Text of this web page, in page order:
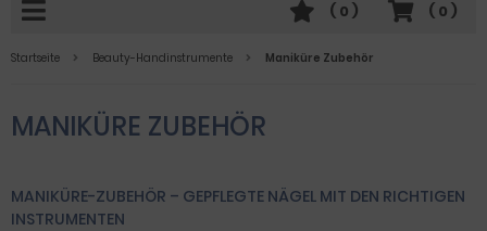
( 0 )
( 0 )
Startseite Beauty-Handinstrumente Maniküre Zubehör
MANIKÜRE ZUBEHÖR
MANIKÜRE-ZUBEHÖR – GEPFLEGTE NÄGEL MIT DEN RICHTIGEN
INSTRUMENTEN